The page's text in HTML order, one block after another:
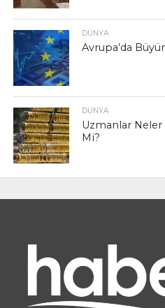
DÜNYA
Avrupa’da
DÜNYA
Uzmanlar Neler
Mi?